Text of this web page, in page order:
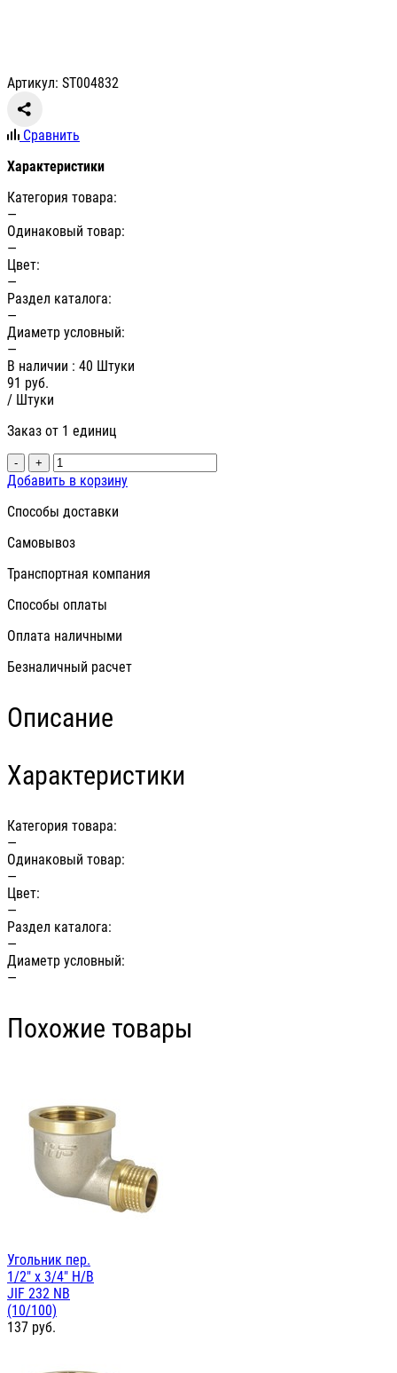
Артикул: ST004832
Сравнить
Характеристики
Категория товара:
—
Одинаковый товар:
—
Цвет:
—
Раздел каталога:
—
Диаметр условный:
—
В наличии : 40 Штуки
91 руб.
/ Штуки
Заказ от 1 единиц
- +
Добавить в корзину
Способы доставки
Самовывоз
Транспортная компания
Способы оплаты
Оплата наличными
Безналичный расчет
Описание
Характеристики
Категория товара:
—
Одинаковый товар:
—
Цвет:
—
Раздел каталога:
—
Диаметр условный:
—
Похожие товары
Угольник пер.
1/2" х 3/4" Н/В
JIF 232 NB
(10/100)
137 руб.